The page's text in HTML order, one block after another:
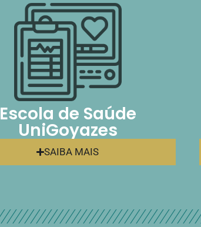
Escola de Saúde
UniGoyazes
SAIBA MAIS